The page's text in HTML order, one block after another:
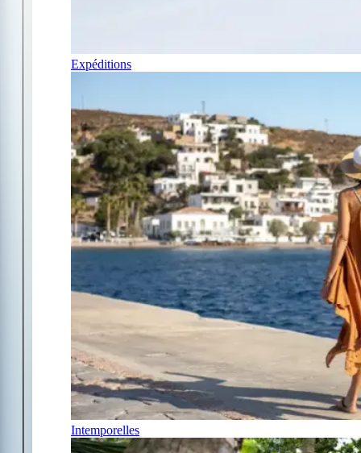
Expéditions
Intemporelles